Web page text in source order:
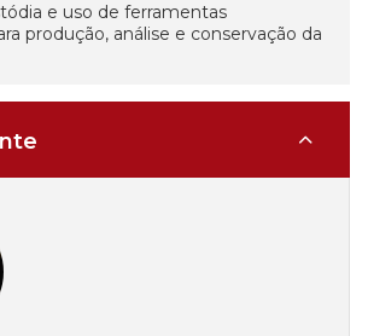
e uso de ferramentas
produção, análise e conservação da